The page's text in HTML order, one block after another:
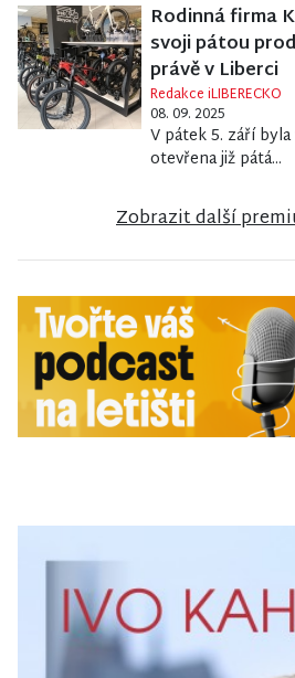
Rodinná firma
svoji pátou
právě v Liberci
Redakce iLIBERECKO
08. 09. 2025
V pátek 5. září
otevřena již pátá...
Zobrazit další